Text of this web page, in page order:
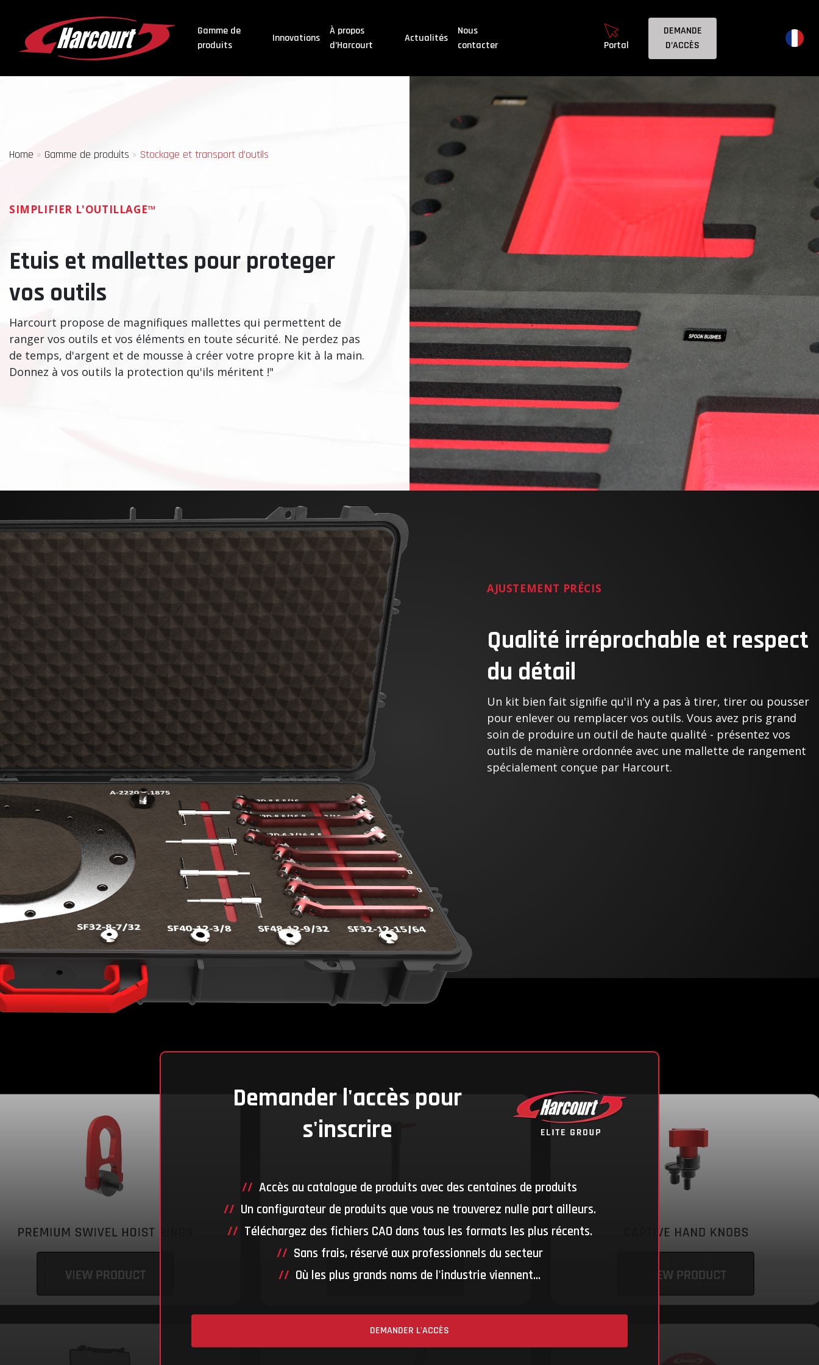
Gamme de
produits
Innovations
À propos
d’Harcourt
Actualités
Nous
contacter
Portal
DEMANDE
D’ACCÈS
Home » Gamme de produits » Stockage et transport d’outils
SIMPLIFIER L'OUTILLAGE™
Etuis et mallettes pour proteger
vos outils
Harcourt propose de magnifiques mallettes qui permettent de
ranger vos outils et vos éléments en toute sécurité. Ne perdez pas
de temps, d'argent et de mousse à créer votre propre kit à la main.
Donnez à vos outils la protection qu'ils méritent !"
AJUSTEMENT PRÉCIS
Qualité irréprochable et respect
du détail
Un kit bien fait signifie qu'il n'y a pas à tirer, tirer ou pousser
pour enlever ou remplacer vos outils. Vous avez pris grand
soin de produire un outil de haute qualité - présentez vos
outils de manière ordonnée avec une mallette de rangement
spécialement conçue par Harcourt.
Demander l'accès pour
s'inscrire
Accès au catalogue de produits avec des centaines de produits
Un configurateur de produits que vous ne trouverez nulle part ailleurs.
Téléchargez des fichiers CAO dans tous les formats les plus récents.
Sans frais, réservé aux professionnels du secteur
Où les plus grands noms de l'industrie viennent...
DEMANDER L'ACCÈS